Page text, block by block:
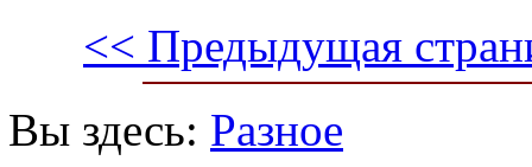
<< Предыдущая
Вы здесь: Разное